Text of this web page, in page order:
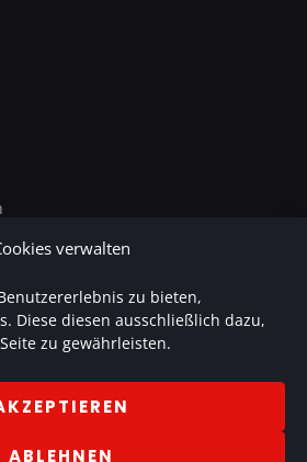
verwalten
zu bieten,
Diese diesen ausschließlich dazu,
zu gewährleisten.
ABLEHNEN
.
individuelle Produktionen mit
und Musik.